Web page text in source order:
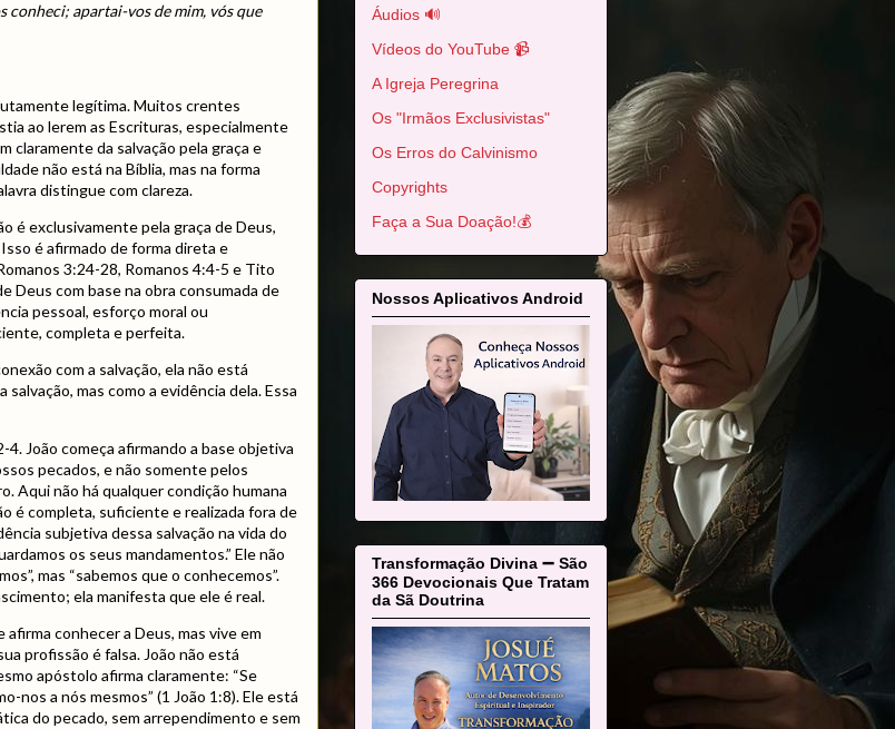
conheci; apartai-vos de mim, vós que
legítima. Muitos crentes
ao lerem as Escrituras, especialmente
claramente da salvação pela graça e
não está na Bíblia, mas na forma
distingue com clareza.
é exclusivamente pela graça de Deus,
é afirmado de forma direta e
3:24-28, Romanos 4:4-5 e Tito
Deus com base na obra consumada de
pessoal, esforço moral ou
completa e perfeita.
com a salvação, ela não está
mas como a evidência dela. Essa
João começa afirmando a base objetiva
pecados, e não somente pelos
Aqui não há qualquer condição humana
é completa, suficiente e realizada fora de
subjetiva dessa salvação na vida do
os seus mandamentos.” Ele não
mas “sabemos que o conhecemos”.
ela manifesta que ele é real.
conhecer a Deus, mas vive em
profissão é falsa. João não está
apóstolo afirma claramente: “Se
nos a nós mesmos” (1 João 1:8). Ele está
do pecado, sem arrependimento e sem
Áudios 🔊
Vídeos do YouTube 📹
A Igreja Peregrina
Os "Irmãos Exclusivistas"
Os Erros do Calvinismo
Copyrights
Faça a Sua Doação!💰
Nossos Aplicativos Android
Transformação Divina ➖ São
366 Devocionais Que Tratam
da Sã Doutrina